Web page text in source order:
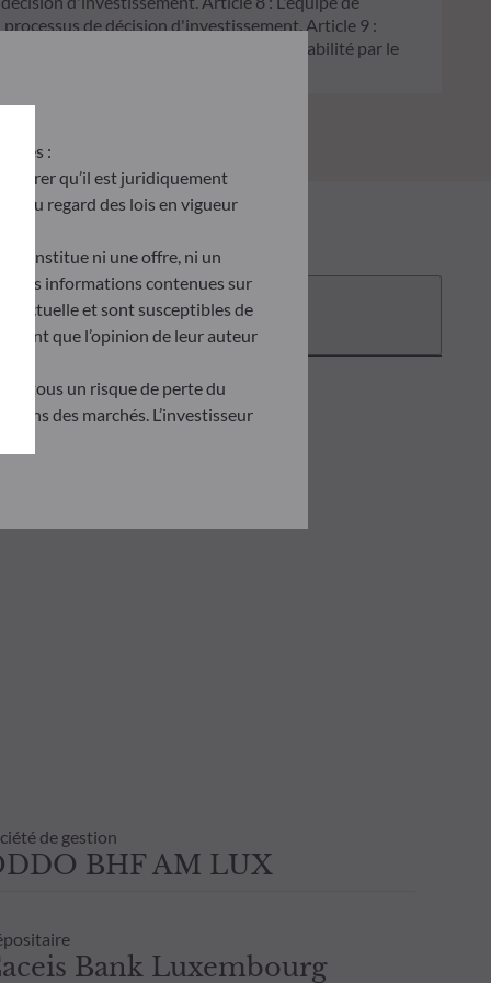
de décision d'investissement. Article 9 :
écologique, et traite les risques de durabilité par le
Documentation
de gestion
BHF AM LUX
Bank Luxembourg
:
qu’il est juridiquement
au regard des lois en vigueur
constitue ni une offre, ni un
Les informations contenues sur
et sont susceptibles de
que l’opinion de leur auteur
tous un risque de perte du
des marchés. L’investisseur
obligatoirement consulter le
avant de souscrire.
de l’usage de la présente
Il est donc recommandé